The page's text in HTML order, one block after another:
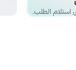
الطلب.